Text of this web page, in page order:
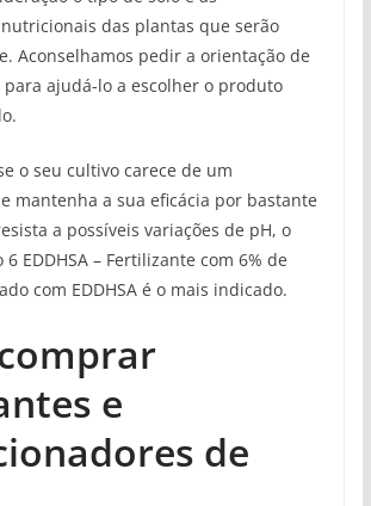
das plantas que serão
Aconselhamos pedir a orientação de
ajudá-lo a escolher o produto
o seu cultivo carece de um
mantenha a sua eficácia por bastante
a possíveis variações de pH, o
6 EDDHSA – Fertilizante com 6% de
com EDDHSA é o mais indicado.
e
de